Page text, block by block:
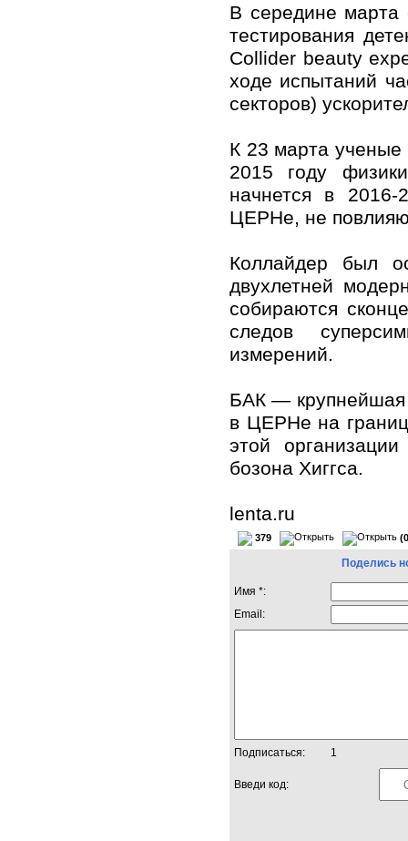
В середине марта
тестирования
Collider beauty
ходе испытаний
секторов)
К 23 марта ученые
2015 году
начнется в
ЦЕРНе, не
Коллайдер был
двухлетней
собираются
следов
измерений.
БАК — крупнейшая
в ЦЕРНе на
этой
бозона Хиггса.
lenta.ru
379
Поделись
Имя *:
Email:
Подписаться: 1
Введи код: